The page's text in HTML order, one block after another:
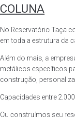
COLUNA
No Reservatório Taça
em toda a estrutura da
Além do mais, a
metálicos específicos
construção,
Capacidades entre
Ou construímos seu